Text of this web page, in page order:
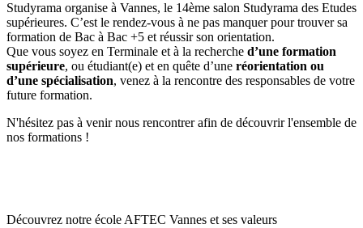
Studyrama organise à Vannes, le 14ème salon Studyrama des Etudes
supérieures. C’est le rendez-vous à ne pas manquer pour trouver sa
formation de Bac à Bac +5 et réussir son orientation.
Que vous soyez en Terminale et à la recherche d’une formation
supérieure, ou étudiant(e) et en quête d’une réorientation ou
d’une spécialisation, venez à la rencontre des responsables de votre
future formation.
N'hésitez pas à venir nous rencontrer afin de découvrir l'ensemble de
nos formations !
Découvrez notre école AFTEC Vannes et ses valeurs